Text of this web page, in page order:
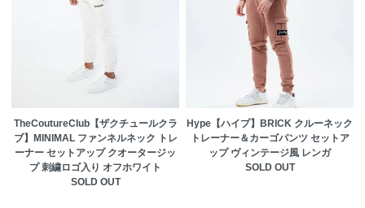
TheCoutureClub【ザクチュールクラ
ブ】MINIMAL ファンネルネック トレ
ーナー セットアップ クオータージッ
プ 刺繍ロゴ入り オフホワイト
SOLD OUT
Hype【ハイプ】BRICK クルーネック
トレーナー＆カーゴパンツ セットア
ップ ヴィンテージ風 レンガ
SOLD OUT